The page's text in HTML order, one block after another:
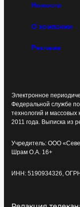
Новости
О компании
Реклама
Электронное
Федеральной службе
технологий и массовых
2011 года. Выписка из
Учредитель: ООО
Шрам О.А. 16+
ИНН: 5190934326,